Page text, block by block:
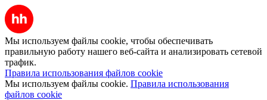
Мы используем файлы cookie, чтобы обеспечивать
правильную работу нашего веб-сайта и анализировать сетевой
трафик.
Правила использования файлов cookie
Мы используем файлы cookie. Правила использования
файлов cookie